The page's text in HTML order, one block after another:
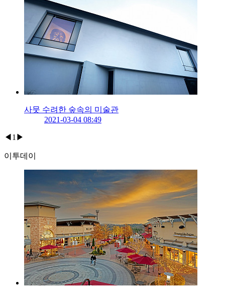
사뭇 수려한 숲속의 미술관
2021-03-04 08:49
◀ 1 ▶
이투데이